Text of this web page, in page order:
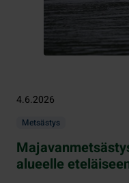
4.6.2026
Metsästys
alueelle